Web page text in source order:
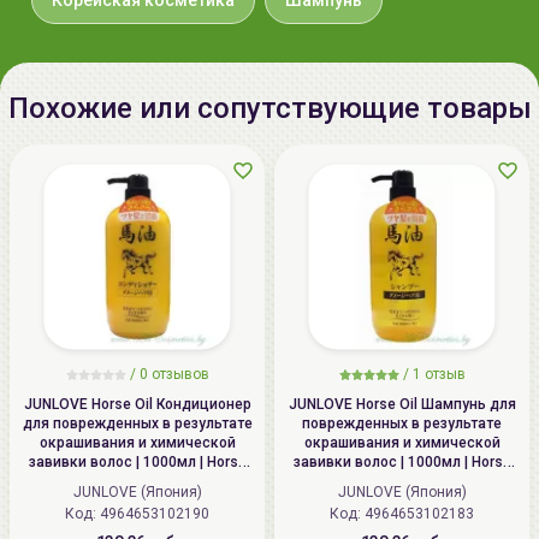
Корея, Republic of Korea, 588,
ИП Мигаль Наталья Петровна,
УНП 192179286, Беларусь,
220020 Минск, ул.Радужная 4/1-
136. www.allcosmetics.by, E-mail:
Похожие или сопутствующие товары
/ 0 отзывов
JUNLOVE Horse Oil Кондиционер
для поврежденных в результате
окрашивания и химической
завивки волос | 1000мл | Horse
Oil Conditioner
JUNLOVE (Япония)
Код: 4964653102190
/ 1 отзыв
JUNLOVE Horse Oil Шампунь для
поврежденных в результате
окрашивания и химической
завивки волос | 1000мл | Horse
Oil Shampoo
JUNLOVE (Япония)
Код: 4964653102183